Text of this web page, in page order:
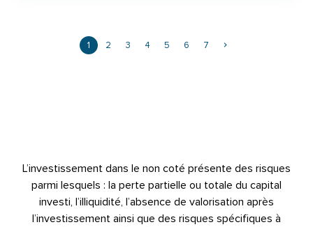
1 2 3 4 5 6 7
L’investissement dans le non coté présente des risques
parmi lesquels : la perte partielle ou totale du capital
investi, l’illiquidité, l’absence de valorisation après
l’investissement ainsi que des risques spécifiques à